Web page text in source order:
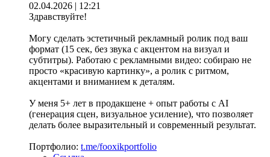
02.04.2026 | 12:21
Здравствуйте!
Могу сделать эстетичный рекламный ролик под ваш
формат (15 сек, без звука с акцентом на визуал и
субтитры). Работаю с рекламными видео: собираю не
просто «красивую картинку», а ролик с ритмом,
акцентами и вниманием к деталям.
У меня 5+ лет в продакшене + опыт работы с AI
(генерация сцен, визуальное усиление), что позволяет
делать более выразительный и современный результат.
Портфолио: t.me/fooxikportfolio